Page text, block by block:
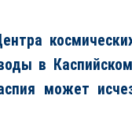
в
может